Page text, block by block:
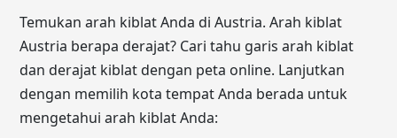
Temukan arah kiblat Anda di Austria. Arah kiblat
Austria berapa derajat? Cari tahu garis arah kiblat
dan derajat kiblat dengan peta online. Lanjutkan
dengan memilih kota tempat Anda berada untuk
mengetahui arah kiblat Anda: